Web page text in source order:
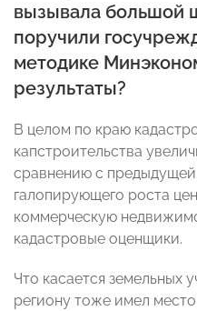
вызывала большой
поручили
методике
результаты?
В целом по краю
капстроительства
сравнению с
галопирующего роста
коммерческую
кадастровые оценщики.
Что касается земельных
региону тоже имел